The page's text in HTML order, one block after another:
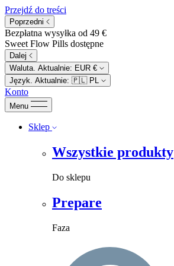
Przejdź do treści
Poprzedni
Bezpłatna wysyłka od 49 €
Sweet Flow Pills dostępne
Dalej
Waluta. Aktualnie:
EUR €
Język. Aktualnie: 🇵🇱 PL
Konto
Menu
Sklep
Wszystkie produkty
Do sklepu
Prepare
Faza